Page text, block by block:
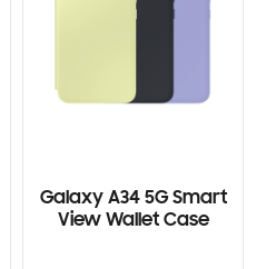
Galaxy A34 5G Smart
View Wallet Case